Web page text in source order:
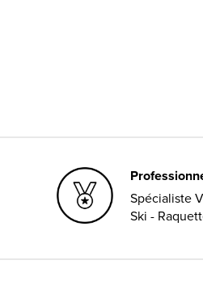
Spécialiste
Ski -